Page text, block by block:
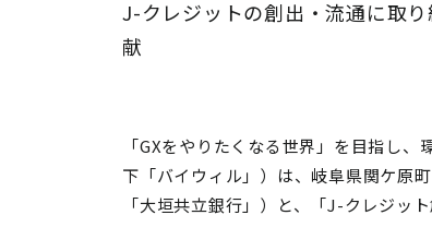
J-クレジットの創出・流通に取
献
「GXをやりたくなる世界」を目指し
下「バイウィル」）は、岐阜県関ケ原
「大垣共立銀行」）と、「J-クレジッ